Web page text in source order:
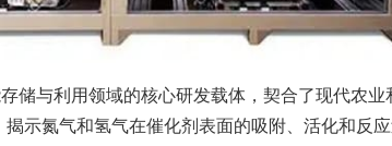
储与利用领域的核心研发载体，契合了现代农
示氮气和氢气在催化剂表面的吸附、活化和反